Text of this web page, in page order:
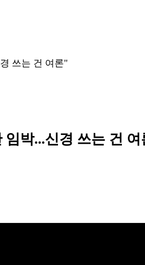
쓰는 건 여론"
임박...신경 쓰는 건